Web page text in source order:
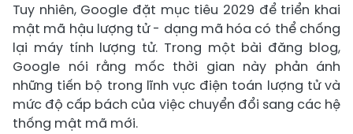
Tuy nhiên, Google đặt mục tiêu 2029 để triển khai
mật mã hậu lượng tử - dạng mã hóa có thể chống
lại máy tính lượng tử. Trong một bài đăng blog,
Google nói rằng mốc thời gian này phản ánh
những tiến bộ trong lĩnh vực điện toán lượng tử và
mức độ cấp bách của việc chuyển đổi sang các hệ
thống mật mã mới.